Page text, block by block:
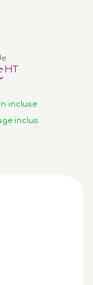
HT
incluse
inclus